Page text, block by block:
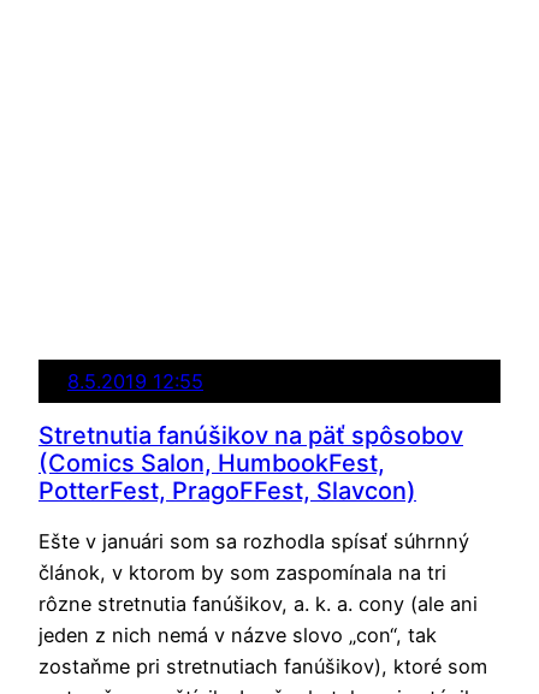
8.5.2019 12:55
Stretnutia fanúšikov na päť spôsobov
(Comics Salon, HumbookFest,
PotterFest, PragoFFest, Slavcon)
Ešte v januári som sa rozhodla spísať súhrnný
článok, v ktorom by som zaspomínala na tri
rôzne stretnutia fanúšikov, a. k. a. cony (ale ani
jeden z nich nemá v názve slovo „con“, tak
zostaňme pri stretnutiach fanúšikov), ktoré som